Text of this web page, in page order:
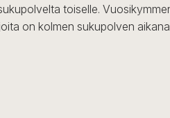
toiselle.
on kolmen sukupolven